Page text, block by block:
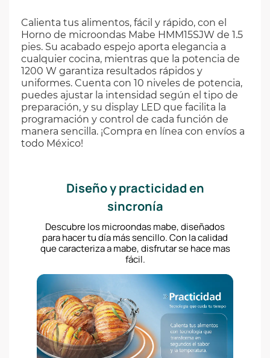
Calienta tus alimentos, fácil y rápido, con el
Horno de microondas Mabe HMM15SJW de 1.5
pies. Su acabado espejo aporta elegancia a
cualquier cocina, mientras que la potencia de
1200 W garantiza resultados rápidos y
uniformes. Cuenta con 10 niveles de potencia,
puedes ajustar la intensidad según el tipo de
preparación, y su display LED que facilita la
programación y control de cada función de
manera sencilla. ¡Compra en línea con envíos a
todo México!
Diseño y practicidad en
sincronía
Descubre los microondas mabe, diseñados
para hacer tu día más sencillo. Con la calidad
que caracteriza a mabe, disfrutar se hace mas
fácil.